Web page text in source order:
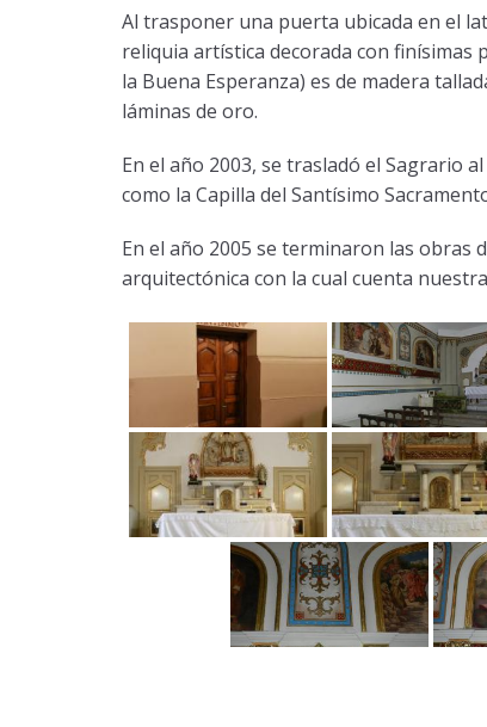
Al trasponer una puerta ubicada en el
reliquia artística decorada con finísimas
la Buena Esperanza) es de madera
láminas de oro.
En el año 2003, se trasladó el Sagrario
como la Capilla del Santísimo
En el año 2005 se terminaron las obras
arquitectónica con la cual cuenta